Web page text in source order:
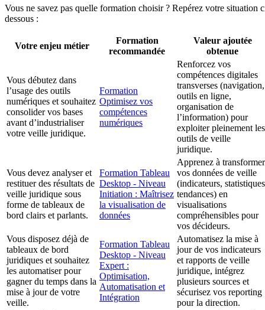
Vous ne savez pas quelle formation choisir ? Repérez votre situation
dessous :
Votre enjeu métier
Formation
recommandée
Valeur ajoutée
obtenue
Vous débutez dans
l’usage des outils
numériques et souhaitez
consolider vos bases
avant d’industrialiser
votre veille juridique.
Formation
Optimisez vos
compétences
numériques
Renforcez vos
compétences digitales
transverses (navigation,
outils en ligne,
organisation de
l’information) pour
exploiter pleinement les
outils de veille
juridique.
Vous devez analyser et
restituer des résultats de
veille juridique sous
forme de tableaux de
bord clairs et parlants.
Formation Tableau
Desktop - Niveau
Initiation : Maîtrisez
la visualisation de
données
Apprenez à transformer
vos données de veille
(indicateurs,
tendances) en
visualisations
compréhensibles pour
vos décideurs.
Vous disposez déjà de
tableaux de bord
juridiques et souhaitez
les automatiser pour
gagner du temps dans la
mise à jour de votre
veille.
Formation Tableau
Desktop - Niveau
Expert :
Optimisation,
Automatisation et
Intégration
Automatisez la mise à
jour de vos indicateurs
et rapports de veille
juridique, intégrez
plusieurs sources et
sécurisez vos reporting
pour la direction.